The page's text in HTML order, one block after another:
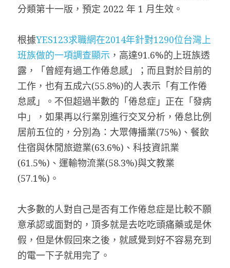
分類第十一版，預定 2022 年 1 月生效。
根據YES123求職網在2014年針對1290位台灣上
班族做的一項調查顯示 ，高達91.6%的上班族透
露，「曾經有過工作倦怠感」；而且對於目前的
工作，也有五成六(55.8%)的人表示「有工作倦
怠感」。不但超過半數的「倦怠症」正在「發病
中」，如果再以行業別進行交叉分析，倦怠比例
居前五位的，分別為：大眾傳播業(75%)、餐飲
住宿與休閒旅遊業(63.6%)、科技資訊業
(61.5%)、運輸物流業(58.3%)與文教業
(57.1%)。
大多數的人對自己是否有工作倦怠症是比較不願
意承認或面對的，頂多就是去吃吃頭痛藥或是休
假，但是休假回來之後，就感覺到好不容易充到
的電一下子就用完了。